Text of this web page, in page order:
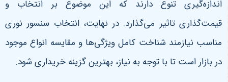
اندازه‌گیری تنوع دارند که این موضوع بر انتخاب و
قیمت‌گذاری تاثیر می‌گذارد. در نهایت، انتخاب سنسور نوری
مناسب نیازمند شناخت کامل ویژگی‌ها و مقایسه انواع موجود
در بازار است تا با توجه به نیاز، بهترین گزینه خریداری شود.